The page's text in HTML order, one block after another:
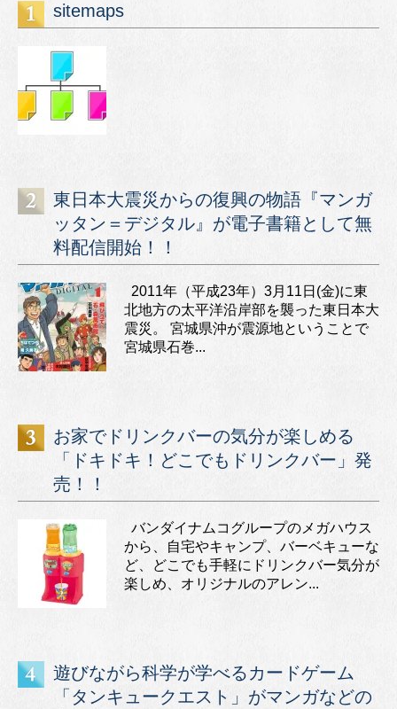
sitemaps
東日本大震災からの復興の物語『マンガ
ッタン＝デジタル』が電子書籍として無
料配信開始！！
2011年（平成23年）3月11日(金)に東
北地方の太平洋沿岸部を襲った東日本大
震災。 宮城県沖が震源地ということで
宮城県石巻...
お家でドリンクバーの気分が楽しめる
「ドキドキ！どこでもドリンクバー」発
売！！
バンダイナムコグループのメガハウス
から、自宅やキャンプ、バーベキューな
ど、どこでも手軽にドリンクバー気分が
楽しめ、オリジナルのアレン...
遊びながら科学が学べるカードゲーム
「タンキュークエスト」がマンガなどの